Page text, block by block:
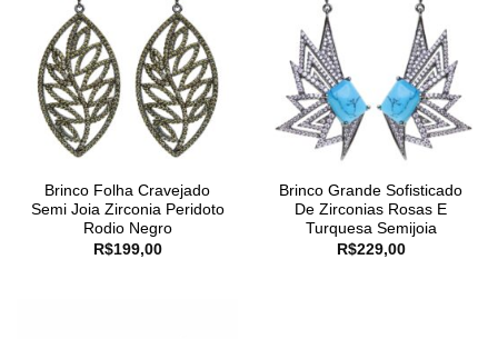
Brinco Folha Cravejado
Semi Joia Zirconia Peridoto
Rodio Negro
R$199,00
Brinco Grande Sofisticado
De Zirconias Rosas E
Turquesa Semijoia
R$229,00